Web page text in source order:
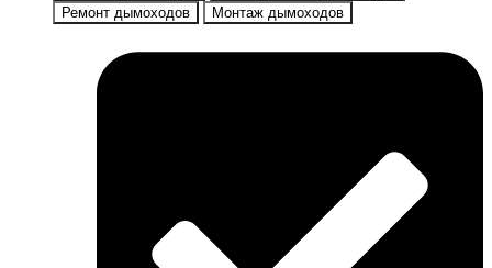
Ремонт дымоходов
Монтаж дымоходов